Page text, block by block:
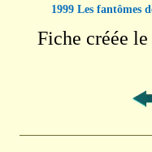
1999 Les fantômes
Fiche créée le